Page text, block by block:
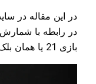
در این مقاله در
در رابطه با شمارش
بازی 21 یا همان بلک جک اطلاعات را کسب خواهید کرد.